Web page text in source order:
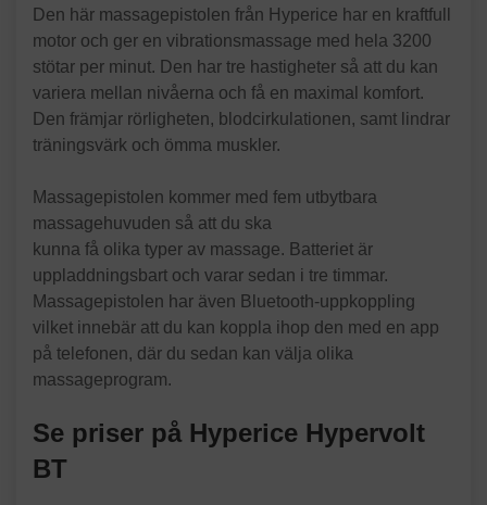
Den här massagepistolen från Hyperice har en kraftfull
motor och ger en vibrationsmassage med hela 3200
stötar per minut. Den har tre hastigheter så att du kan
variera mellan nivåerna och få en maximal komfort.
Den främjar rörligheten, blodcirkulationen, samt lindrar
träningsvärk och ömma muskler.
Massagepistolen kommer med fem utbytbara
massagehuvuden så att du ska
kunna få olika typer av massage. Batteriet är
uppladdningsbart och varar sedan i tre timmar.
Massagepistolen har även Bluetooth-uppkoppling
vilket innebär att du kan koppla ihop den med en app
på telefonen, där du sedan kan välja olika
massageprogram.
Se priser på Hyperice Hypervolt
BT